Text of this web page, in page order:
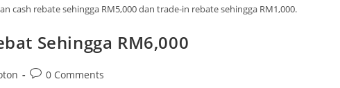
cash rebate sehingga RM5,000 dan trade-in rebate sehingga RM1,000.
Sehingga RM6,000
0 Comments